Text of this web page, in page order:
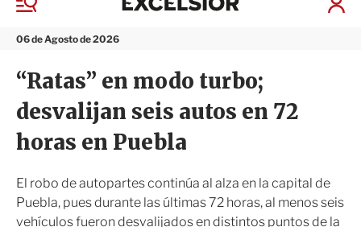
M
n
06 de Agosto de 2026
I
x
i
r
“Ratas” en modo turbo;
desvalijan seis autos en 72
horas en Puebla
El robo de autopartes continúa al alza en la capital de
Puebla, pues durante las últimas 72 horas, al menos seis
vehículos fueron desvalijados en distintos puntos de la